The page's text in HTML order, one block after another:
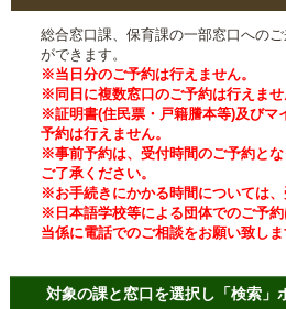
予約状況確認
リアルタイム窓口混雑状況
リアルタイム交付状況確認
メール通知登録
混雑予想カレンダー
総合窓口課、保育課の一部窓口への
ができます。
※当日分のご予約は行えません。
※同日に複数窓口のご予約は行えませ
※証明書(住民票・戸籍謄本等)及びマ
予約は行えません。
※事前予約は、受付時間のご予約と
ご了承ください。
※お手続きにかかる時間については、
※日本語学校等による団体でのご予
当係に電話でのご相談をお願い致し
対象の課と窓口を選択し「検索」